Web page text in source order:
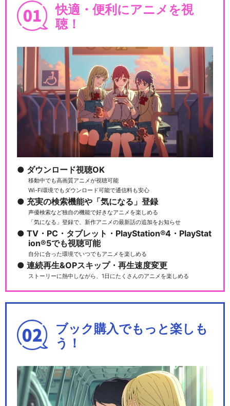
快適・便利にアニメを視
聴！
ダウンロード視聴OK
移動中でも高画質アニメが視聴可能
Wi-Fi環境でもダウンロード可能で通信料も安心
充実の検索機能や「気になる」登録
声優検索など独自の機能で好きなアニメを楽しめる
「気になる」登録で、新作アニメの最新話の追加をお知らせ
TV・PC・タブレット・PlayStation®4・PlayStat
ion®5でも視聴可能
自分に合った環境でいつでもアニメを楽しめる
連続再生&OPスキップ・再生速度変更
ストーリーに熱中しながら、1日にたくさんのアニメを楽しめる
ブック購入でもっと楽しも
う！